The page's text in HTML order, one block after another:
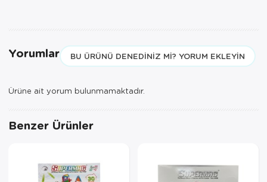
Yorumlar BU ÜRÜNÜ DENEDINIZ MI? YORUM EKLEYIN
Ürüne ait yorum bulunmamaktadır.
Benzer Ürünler